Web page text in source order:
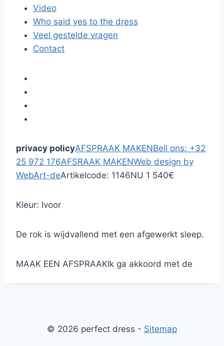
Video
Who said yes to the dress
Veel gestelde vragen
Contact
privacy policyAFSPRAAK MAKENBell ons: +32
25 972 176AFSRAAK MAKENWeb design by
WebArt-deArtikelcode: 1146NU 1 540€
Kleur: Ivoor
De rok is wijdvallend met een afgewerkt sleep.
MAAK EEN AFSPRAAKIk ga akkoord met de
© 2026 perfect dress - Sitemap